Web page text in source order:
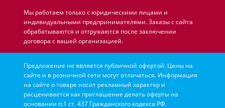
Мы работаем только с юридическими лицами и
индивидуальными предпринимателями. Заказы с сайта
обрабатываются и отгружаются после заключении
договора с вашей организацией.
Предложение не является публичной офертой. Цены на
сайте и в розничной сети могут отличаться. Информация
на сайте о товаре носит рекламный характер и
расценивается как приглашение делать оферты на
основании п.1 ст. 437 Гражданского кодекса РФ.